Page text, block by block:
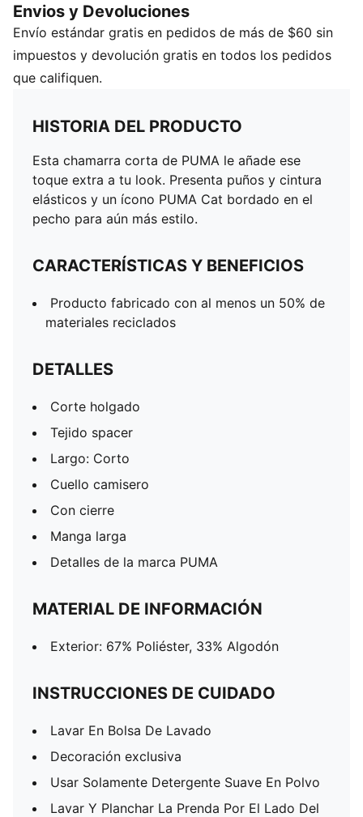
Producto fabricado con al menos un 50% de
materiales reciclados
DETALLES
Corte holgado
Cuello camisero
Con cierre
Manga larga
Detalles de la marca PUMA
Envios y Devoluciones
Envío estándar gratis en pedidos de más de $60 sin
impuestos y devolución gratis en todos los pedidos
que califiquen.
HISTORIA DEL PRODUCTO
Esta chamarra corta de PUMA le añade ese
toque extra a tu look. Presenta puños y cintura
elásticos y un ícono PUMA Cat bordado en el
pecho para aún más estilo.
CARACTERÍSTICAS Y BENEFICIOS
Producto fabricado con al menos un 50% de
materiales reciclados
DETALLES
Corte holgado
Tejido spacer
Largo: Corto
Cuello camisero
Con cierre
Manga larga
Detalles de la marca PUMA
MATERIAL DE INFORMACIÓN
Exterior: 67% Poliéster, 33% Algodón
INSTRUCCIONES DE CUIDADO
Lavar En Bolsa De Lavado
Decoración exclusiva
Usar Solamente Detergente Suave En Polvo
Lavar Y Planchar La Prenda Por El Lado Del